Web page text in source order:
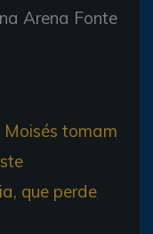
Arena Fonte
Moisés tomam
que perde